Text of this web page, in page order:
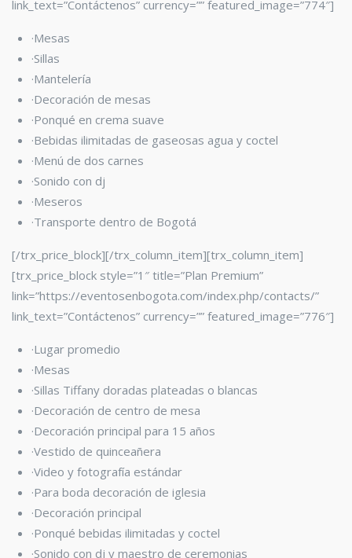
link_text=”Contáctenos” currency=”” featured_image=”774″]
·Mesas
·Sillas
·Mantelería
·Decoración de mesas
·Ponqué en crema suave
·Bebidas ilimitadas de gaseosas agua y coctel
·Menú de dos carnes
·Sonido con dj
·Meseros
·Transporte dentro de Bogotá
[/trx_price_block][/trx_column_item][trx_column_item]
[trx_price_block style=”1″ title=”Plan Premium”
link=”https://eventosenbogota.com/index.php/contacts/”
link_text=”Contáctenos” currency=”” featured_image=”776″]
·Lugar promedio
·Mesas
·Sillas Tiffany doradas plateadas o blancas
·Decoración de centro de mesa
·Decoración principal para 15 años
·Vestido de quinceañera
·Video y fotografía estándar
·Para boda decoración de iglesia
·Decoración principal
·Ponqué bebidas ilimitadas y coctel
·Sonido con dj y maestro de ceremonias